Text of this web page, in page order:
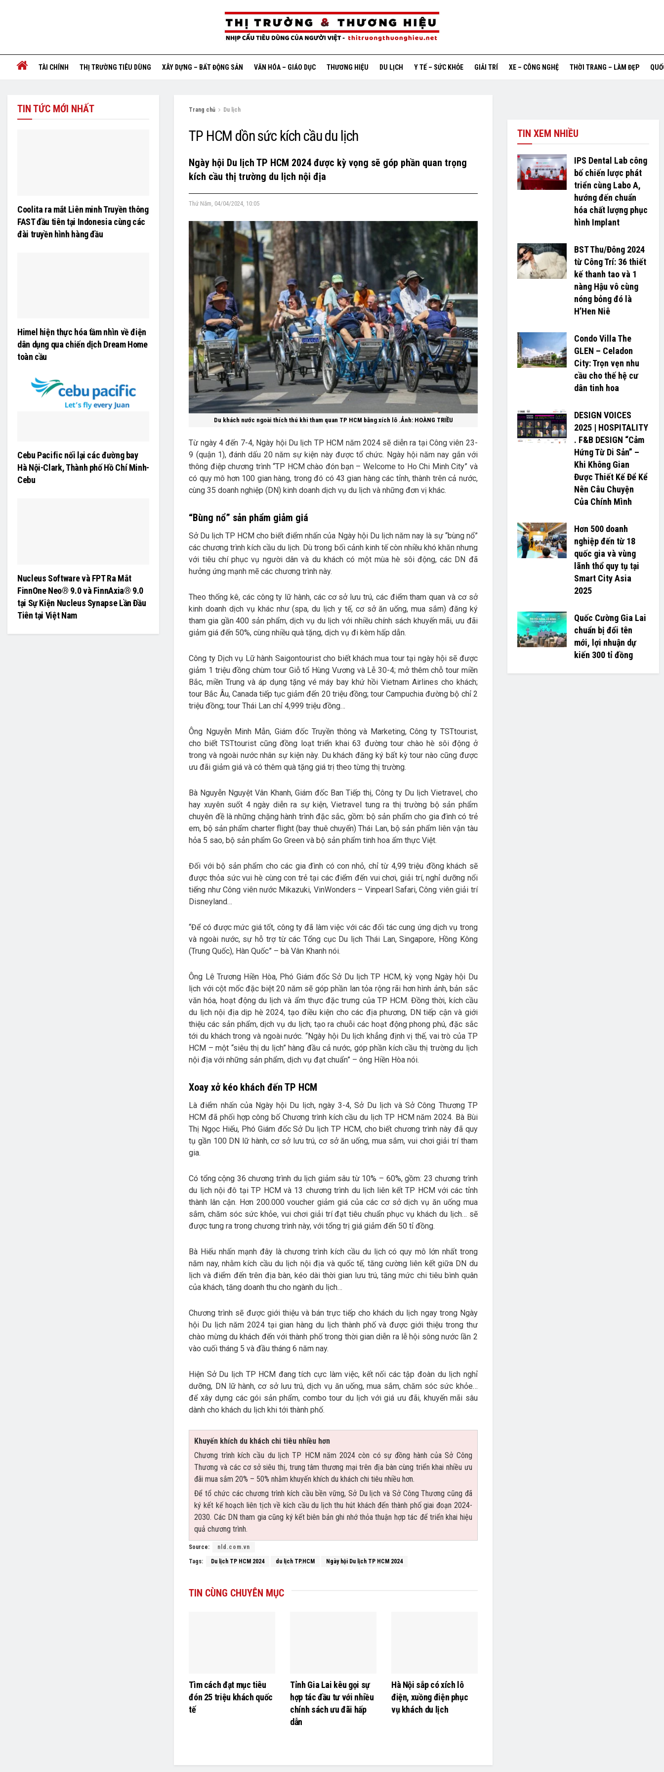
TÀI CHÍNH THỊ TRƯỜNG TIÊU DÙNG XÂY DỰNG – BẤT ĐỘNG SẢN VĂN HÓA – GIÁO DỤC THƯƠNG HIỆU DU LỊCH Y TẾ – SỨC KHỎE GIẢI TRÍ XE – CÔNG NGHỆ THỜI TRANG – LÀM ĐẸP
Trang chủ Du lịch
TP HCM dồn sức kích cầu du lịch
Ngày hội Du lịch TP HCM 2024 được kỳ vọng sẽ góp phần quan trọng
kích cầu thị trường du lịch nội địa
Thứ Năm, 04/04/2024, 10:05
Du khách nước ngoài thích thú khi tham quan TP HCM bằng xích lô .Ảnh: HOÀNG TRIỀU
Từ ngày 4 đến 7-4, Ngày hội Du lịch TP HCM năm 2024 sẽ diễn ra tại Công viên 23-
9 (quận 1), đánh dấu 20 năm sự kiện này được tổ chức. Ngày hội năm nay gắn với
thông điệp chương trình “TP HCM chào đón bạn – Welcome to Ho Chi Minh City” và
có quy mô hơn 100 gian hàng, trong đó có 43 gian hàng các tỉnh, thành trên cả nước,
cùng 35 doanh nghiệp (DN) kinh doanh dịch vụ du lịch và những đơn vị khác.
“Bùng nổ” sản phẩm giảm giá
Sở Du lịch TP HCM cho biết điểm nhấn của Ngày hội Du lịch năm nay là sự “bùng nổ”
các chương trình kích cầu du lịch. Dù trong bối cảnh kinh tế còn nhiều khó khăn nhưng
với tiêu chí phục vụ người dân và du khách có một mùa hè sôi động, các DN đã
hưởng ứng mạnh mẽ các chương trình này.
Theo thống kê, các công ty lữ hành, các cơ sở lưu trú, các điểm tham quan và cơ sở
kinh doanh dịch vụ khác như (spa, du lịch y tế, cơ sở ăn uống, mua sắm) đăng ký
tham gia gần 400 sản phẩm, dịch vụ du lịch với nhiều chính sách khuyến mãi, ưu đãi
giảm giá đến 50%, cùng nhiều quà tặng, dịch vụ đi kèm hấp dẫn.
Công ty Dịch vụ Lữ hành Saigontourist cho biết khách mua tour tại ngày hội sẽ được
giảm 1 triệu đồng chùm tour Giỗ tổ Hùng Vương và Lễ 30-4; mở thêm chỗ tour miền
Bắc, miền Trung và áp dụng tặng vé máy bay khứ hồi Vietnam Airlines cho khách;
tour Bắc Âu, Canada tiếp tục giảm đến 20 triệu đồng; tour Campuchia đường bộ chỉ 2
triệu đồng; tour Thái Lan chỉ 4,999 triệu đồng…
Ông Nguyễn Minh Mẫn, Giám đốc Truyền thông và Marketing, Công ty TSTtourist,
cho biết TSTtourist cũng đồng loạt triển khai 63 đường tour chào hè sôi động ở
trong và ngoài nước nhân sự kiện này. Du khách đăng ký bất kỳ tour nào cũng được
ưu đãi giảm giá và có thêm quà tặng giá trị theo từng thị trường.
Bà Nguyễn Nguyệt Vân Khanh, Giám đốc Ban Tiếp thị, Công ty Du lịch Vietravel, cho
hay xuyên suốt 4 ngày diễn ra sự kiện, Vietravel tung ra thị trường bộ sản phẩm
chuyên đề là những chặng hành trình đặc sắc, gồm: bộ sản phẩm cho gia đình có trẻ
em, bộ sản phẩm charter flight (bay thuê chuyến) Thái Lan, bộ sản phẩm liên vận tàu
hỏa 5 sao, bộ sản phẩm Go Green và bộ sản phẩm tinh hoa ẩm thực Việt.
Đối với bộ sản phẩm cho các gia đình có con nhỏ, chỉ từ 4,99 triệu đồng khách sẽ
được thỏa sức vui hè cùng con trẻ tại các điểm đến vui chơi, giải trí, nghỉ dưỡng nổi
tiếng như Công viên nước Mikazuki, VinWonders – Vinpearl Safari, Công viên giải trí
Disneyland…
“Để có được mức giá tốt, công ty đã làm việc với các đối tác cung ứng dịch vụ trong
và ngoài nước, sự hỗ trợ từ các Tổng cục Du lịch Thái Lan, Singapore, Hồng Kông
(Trung Quốc), Hàn Quốc” – bà Vân Khanh nói.
Ông Lê Trương Hiền Hòa, Phó Giám đốc Sở Du lịch TP HCM, kỳ vọng Ngày hội Du
lịch với cột mốc đặc biệt 20 năm sẽ góp phần lan tỏa rộng rãi hơn hình ảnh, bản sắc
văn hóa, hoạt động du lịch và ẩm thực đặc trưng của TP HCM. Đồng thời, kích cầu
du lịch nội địa dịp hè 2024, tạo điều kiện cho các địa phương, DN tiếp cận và giới
thiệu các sản phẩm, dịch vụ du lịch; tạo ra chuỗi các hoạt động phong phú, đặc sắc
tới du khách trong và ngoài nước. “Ngày hội Du lịch khẳng định vị thế, vai trò của TP
HCM – một “siêu thị du lịch” hàng đầu cả nước, góp phần kích cầu thị trường du lịch
nội địa với những sản phẩm, dịch vụ đạt chuẩn” – ông Hiền Hòa nói.
Xoay xở kéo khách đến TP HCM
Là điểm nhấn của Ngày hội Du lịch, ngày 3-4, Sở Du lịch và Sở Công Thương TP
HCM đã phối hợp công bố Chương trình kích cầu du lịch TP HCM năm 2024. Bà Bùi
Thị Ngọc Hiếu, Phó Giám đốc Sở Du lịch TP HCM, cho biết chương trình này đã quy
tụ gần 100 DN lữ hành, cơ sở lưu trú, cơ sở ăn uống, mua sắm, vui chơi giải trí tham
gia.
Có tổng cộng 36 chương trình du lịch giảm sâu từ 10% – 60%, gồm: 23 chương trình
du lịch nội đô tại TP HCM và 13 chương trình du lịch liên kết TP HCM với các tỉnh
thành lân cận. Hơn 200.000 voucher giảm giá của các cơ sở dịch vụ ăn uống mua
sắm, chăm sóc sức khỏe, vui chơi giải trí đạt tiêu chuẩn phục vụ khách du lịch… sẽ
được tung ra trong chương trình này, với tổng trị giá giảm đến 50 tỉ đồng.
Bà Hiếu nhấn mạnh đây là chương trình kích cầu du lịch có quy mô lớn nhất trong
năm nay, nhằm kích cầu du lịch nội địa và quốc tế, tăng cường liên kết giữa DN du
lịch và điểm đến trên địa bàn, kéo dài thời gian lưu trú, tăng mức chi tiêu bình quân
của khách, tăng doanh thu cho ngành du lịch…
Chương trình sẽ được giới thiệu và bán trực tiếp cho khách du lịch ngay trong Ngày
hội Du lịch năm 2024 tại gian hàng du lịch thành phố và được giới thiệu trong thư
chào mừng du khách đến với thành phố trong thời gian diễn ra lễ hội sông nước lần 2
vào cuối tháng 5 và đầu tháng 6 năm nay.
Hiện Sở Du lịch TP HCM đang tích cực làm việc, kết nối các tập đoàn du lịch nghỉ
dưỡng, DN lữ hành, cơ sở lưu trú, dịch vụ ăn uống, mua sắm, chăm sóc sức khỏe…
để xây dựng các gói sản phẩm, combo tour du lịch với giá ưu đãi, khuyến mãi sâu
dành cho khách du lịch khi tới thành phố.
Khuyến khích du khách chi tiêu nhiều hơn
Chương trình kích cầu du lịch TP HCM năm 2024 còn có sự đồng hành của Sở Công
Thương và các cơ sở siêu thị, trung tâm thương mại trên địa bàn cùng triển khai nhiều ưu
đãi mua sắm 20% – 50% nhằm khuyến khích du khách chi tiêu nhiều hơn.
Để tổ chức các chương trình kích cầu bền vững, Sở Du lịch và Sở Công Thương cũng đã
ký kết kế hoạch liên tịch về kích cầu du lịch thu hút khách đến thành phố giai đoạn 2024-
2030. Các DN tham gia cũng ký kết biên bản ghi nhớ thỏa thuận hợp tác để triển khai hiệu
quả chương trình.
Source: nld.com.vn
Tags: Du lịch TP HCM 2024 du lịch TP.HCM Ngày hội Du lịch TP HCM 2024
TIN CÙNG CHUYÊN MỤC
Tìm cách đạt mục tiêu
đón 25 triệu khách quốc
tế
Tỉnh Gia Lai kêu gọi sự
hợp tác đầu tư với nhiều
chính sách ưu đãi hấp
dẫn
Hà Nội sắp có xích lô
điện, xuồng điện phục
vụ khách du lịch
TIN TỨC MỚI NHẤT
Coolita ra mắt Liên minh Truyền thông
FAST đầu tiên tại Indonesia cùng các
đài truyền hình hàng đầu
Himel hiện thực hóa tầm nhìn về điện
dân dụng qua chiến dịch Dream Home
toàn cầu
Cebu Pacific nối lại các đường bay
Hà Nội-Clark, Thành phố Hồ Chí Minh-
Cebu
Nucleus Software và FPT Ra Mắt
FinnOne Neo® 9.0 và FinnAxia® 9.0
tại Sự Kiện Nucleus Synapse Lần Đầu
Tiên tại Việt Nam
TIN XEM NHIỀU
IPS Dental Lab công
bố chiến lược phát
triển cùng Labo A,
hướng đến chuẩn
hóa chất lượng phục
hình Implant
BST Thu/Đông 2024
từ Công Trí: 36 thiết
kế thanh tao và 1
nàng Hậu vô cùng
nóng bỏng đó là
H’H­­­­en Niê
Condo Villa The
GLEN – Celadon
City: Trọn vẹn nhu
cầu cho thế hệ cư
dân tinh hoa
DESIGN VOICES
2025 | HOSPITALITY
. F&B DESIGN “Cảm
Hứng Từ Di Sản” –
Khi Không Gian
Được Thiết Kế Để Kể
Nên Câu Chuyện
Của Chính Mình
Hơn 500 doanh
nghiệp đến từ 18
quốc gia và vùng
lãnh thổ quy tụ tại
Smart City Asia
2025
Quốc Cường Gia Lai
chuẩn bị đổi tên
mới, lợi nhuận dự
kiến 300 tỉ đồng